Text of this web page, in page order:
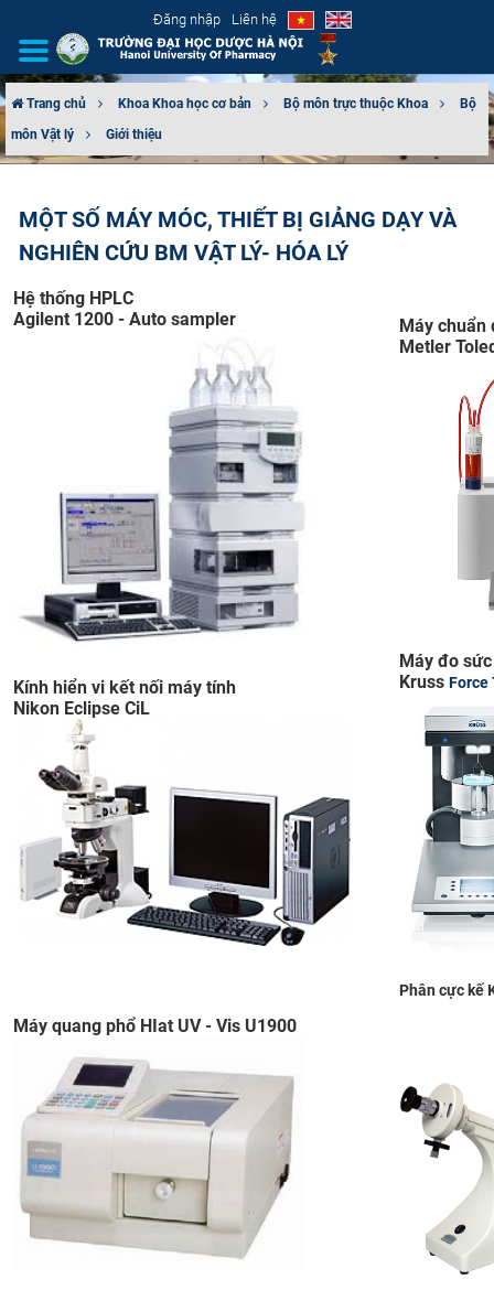
Đăng nhập Liên hệ
GIỚI THIỆU
TUYỂN SINH
ĐÀO TẠO
ĐẢM BẢO CHẤT LƯỢNG
KHOA HỌC CÔNG NGHỆ
CỰU NGƯỜI HỌC
Trang chủ Khoa Khoa học cơ bản Bộ môn trực thuộc Khoa
Bộ
môn Vật lý
Giới thiệu
MỘT SỐ MÁY MÓC, THIẾT BỊ GIẢNG DẠY VÀ
NGHIÊN CỨU BM VẬT LÝ- HÓA LÝ
Hệ thống HPLC
Agilent 1200 - Auto sampler​
Máy chuẩn
Metler
​Kính hiển vi kết nối máy tính
Nikon Eclipse CiL
Máy đo
Kruss Force
​Máy quang phổ HIat UV - Vis U1900
Phân cực kế